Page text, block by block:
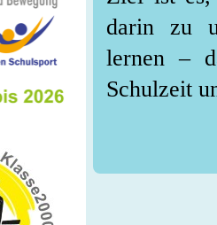
darin zu
lernen –
Schulzeit